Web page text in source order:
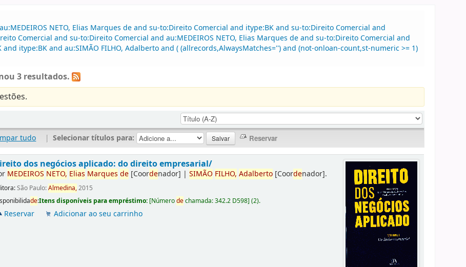
NETO, Elias Marques de and su-to:Direito Comercial and itype:BK and su-to:Direito Comercial and
Comercial and su-to:Direito Comercial and au:MEDEIROS NETO, Elias Marques de and su-to:Direito Comercial and
and itype:BK and au:SIMÃO FILHO, Adalberto and ( (allrecords,AlwaysMatches='') and (not-onloan-count,st-numeric >= 1)
3 resultados.
tudo | Selecionar títulos para:
dos negócios aplicado: do direito empresarial/
MEDEIROS NETO, Elias Marques de [Coordenador] |SIMÃO FILHO, Adalberto [Coordenador].
São Paulo:Almedina,2015
de:Itens disponíveis para empréstimo: [Númerodechamada:342.2 D598](2).
Reservar Adicionar ao seu carrinho